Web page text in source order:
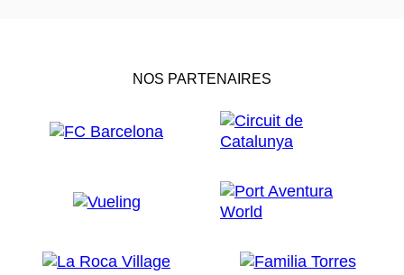
NOS PARTENAIRES